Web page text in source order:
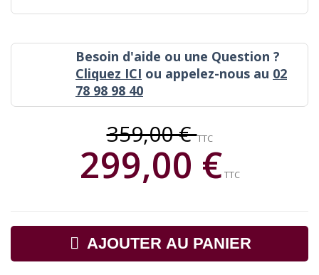
Besoin d'aide ou une Question ?
Cliquez ICI ou appelez-nous au 02
78 98 98 40
359,00 €TTC
299,00 €TTC
AJOUTER AU PANIER